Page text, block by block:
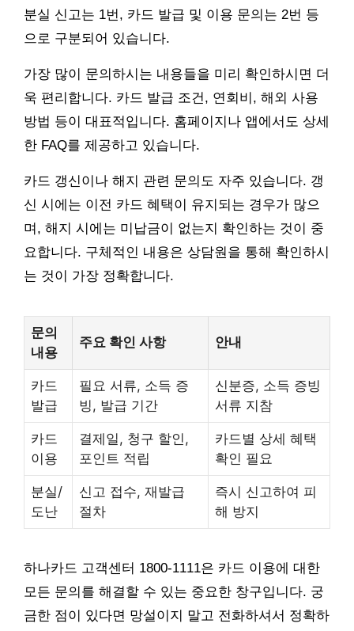
분실 신고는 1번, 카드 발급 및 이용 문의는 2번 등
으로 구분되어 있습니다.
가장 많이 문의하시는 내용들을 미리 확인하시면 더
욱 편리합니다. 카드 발급 조건, 연회비, 해외 사용
방법 등이 대표적입니다. 홈페이지나 앱에서도 상세
한 FAQ를 제공하고 있습니다.
카드 갱신이나 해지 관련 문의도 자주 있습니다. 갱
신 시에는 이전 카드 혜택이 유지되는 경우가 많으
며, 해지 시에는 미납금이 없는지 확인하는 것이 중
요합니다. 구체적인 내용은 상담원을 통해 확인하시
는 것이 가장 정확합니다.
문의
내용
주요 확인 사항 안내
카드
발급
필요 서류, 소득 증
빙, 발급 기간
신분증, 소득 증빙
서류 지참
카드
이용
결제일, 청구 할인,
포인트 적립
카드별 상세 혜택
확인 필요
분실/
도난
신고 접수, 재발급
절차
즉시 신고하여 피
해 방지
하나카드 고객센터 1800-1111은 카드 이용에 대한
모든 문의를 해결할 수 있는 중요한 창구입니다. 궁
금한 점이 있다면 망설이지 말고 전화하셔서 정확하